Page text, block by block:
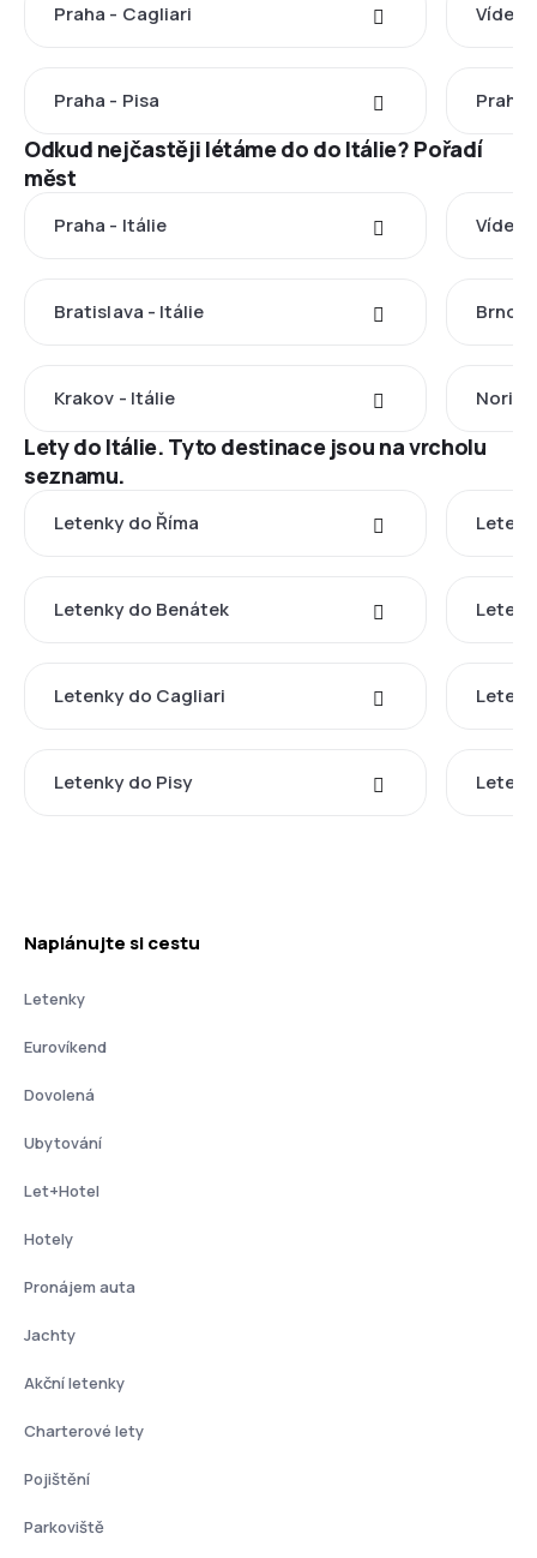
Praha - Cagliari Vídeň
Praha - Pisa Praha
Odkud nejčastěji létáme do do Itálie? Pořadí
měst
Praha - Itálie Vídeň
Bratislava - Itálie Brno -
Krakov - Itálie
Lety do Itálie. Tyto destinace jsou na vrcholu
seznamu.
Letenky do Říma
Letenky do Benátek
Letenky do Cagliari
Letenky do Pisy
Naplánujte si cestu
Letenky
Eurovíkend
Dovolená
Ubytování
Let+Hotel
Hotely
Pronájem auta
Jachty
Akční letenky
Charterové lety
Pojištění
Parkoviště